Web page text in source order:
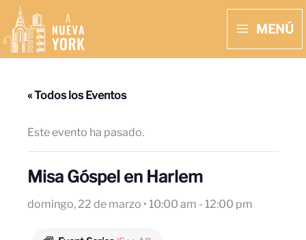
contenido
MENÚ
« Todos los Eventos
Este evento ha pasado.
Misa Góspel en Harlem
domingo, 22 de marzo • 10:00 am - 12:00 pm